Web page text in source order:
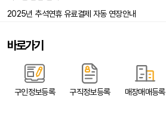
2025년 추석연휴 유료결제 자동 연장안내
바로가기
구인정보등록 구직정보등록 매장매매등록